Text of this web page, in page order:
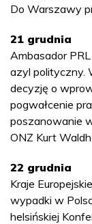
Do Warszawy
21 grudnia
Ambasador
azyl polityczny.
decyzję o
pogwałcenie
poszanowanie
ONZ Kurt
22 grudnia
Kraje
wypadki w
helsińskiej